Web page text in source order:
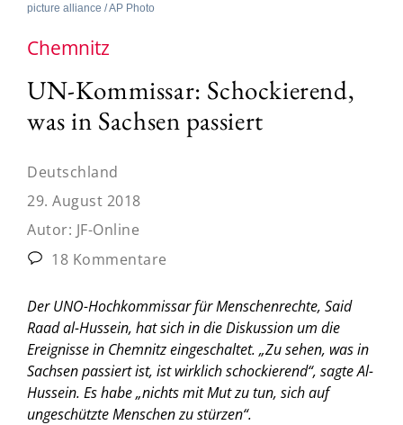
picture alliance / AP Photo
Chemnitz
UN-Kommissar: Schockierend,
was in Sachsen passiert
Deutschland
29. August 2018
Autor: JF-Online
18 Kommentare
Der UNO-Hochkommissar für Menschenrechte, Said
Raad al-Hussein, hat sich in die Diskussion um die
Ereignisse in Chemnitz eingeschaltet. „Zu sehen, was in
Sachsen passiert ist, ist wirklich schockierend“, sagte Al-
Hussein. Es habe „nichts mit Mut zu tun, sich auf
ungeschützte Menschen zu stürzen“.